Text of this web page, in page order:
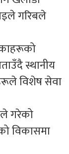
गरिबले
स्थानीय
विशेष सेवा
गरेको
विकासमा